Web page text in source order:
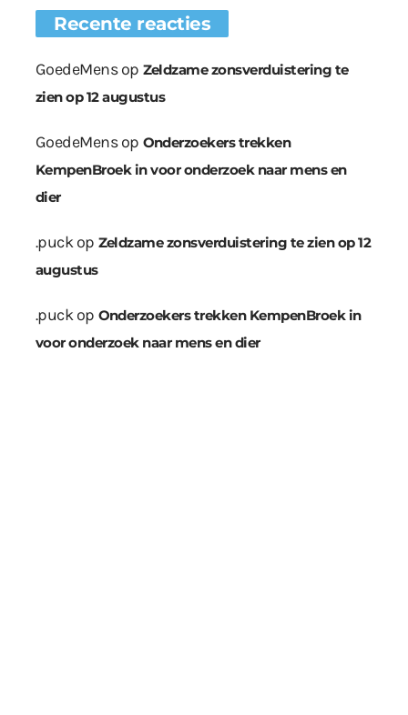
Recente reacties
GoedeMensop Zeldzame zonsverduistering te
zien op 12 augustus
GoedeMensop Onderzoekers trekken
KempenBroek in voor onderzoek naar mens en
dier
.puckop Zeldzame zonsverduistering te zien op 12
augustus
.puckop Onderzoekers trekken KempenBroek in
voor onderzoek naar mens en dier